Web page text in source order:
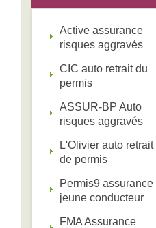
Active assurance
risques aggravés
CIC auto retrait du
permis
ASSUR-BP Auto
risques aggravés
L'Olivier auto retrait
de permis
Permis9 assurance
jeune conducteur
FMA Assurance